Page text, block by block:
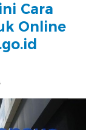
Cara
Online